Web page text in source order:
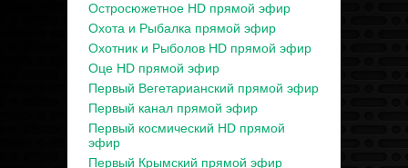
Остросюжетное HD прямой эфир
Охота и Рыбалка прямой эфир
Охотник и Рыболов HD прямой эфир
Оце HD прямой эфир
Первый Вегетарианский прямой эфир
Первый канал прямой эфир
Первый космический HD прямой
эфир
Первый Крымский прямой эфир